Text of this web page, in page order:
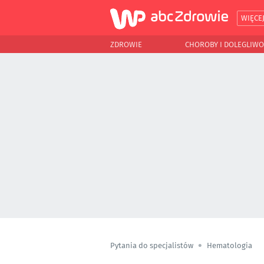
WIĘCEJ
ZDROWIE CHOROBY I
Pytania do specjalistów Hematologia